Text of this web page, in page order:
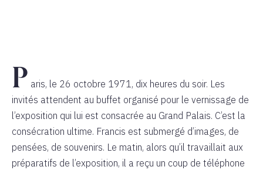
P aris, le 26 octobre 1971, dix heures du soir. Les
invités attendent au buffet organisé pour le vernissage de
l’exposition qui lui est consacrée au Grand Palais. C’est la
consécration ultime. Francis est submergé d’images, de
pensées, de souvenirs. Le matin, alors qu’il travaillait aux
préparatifs de l’exposition, il a reçu un coup de téléphone